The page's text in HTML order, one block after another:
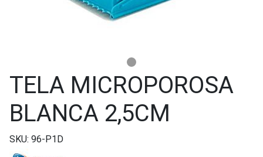
TELA MICROPOROSA
BLANCA 2,5CM
SKU: 96-P1D